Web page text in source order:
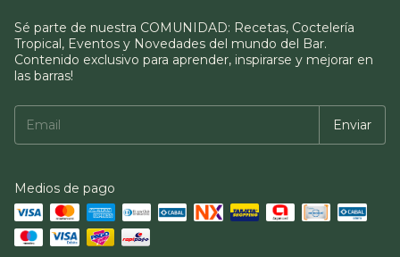
Sé parte de nuestra COMUNIDAD: Recetas, Coctelería
Tropical, Eventos y Novedades del mundo del Bar.
Contenido exclusivo para aprender, inspirarse y mejorar en
las barras!
Medios de pago